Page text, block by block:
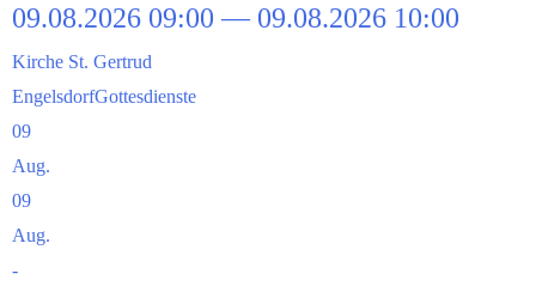
09.08.2026 09:00 — 09.08.2026 10:00
Kir­che St. Gertrud
Engels­dorfGot­tes­diens­te
09
Aug.
09
Aug.
-